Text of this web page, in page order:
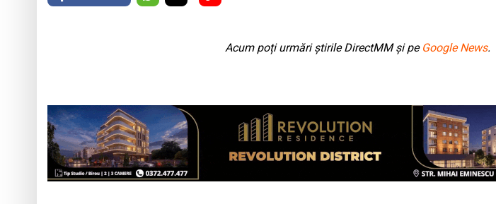
Acum poți urmări știrile DirectMM și pe Google News.